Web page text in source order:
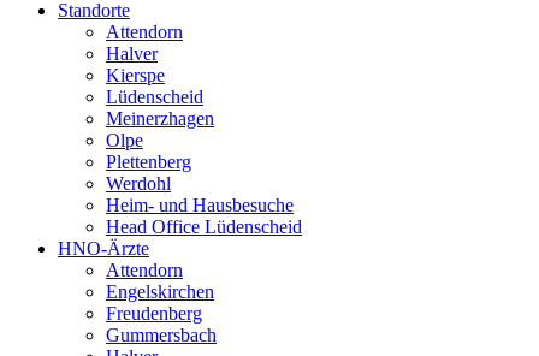
Standorte
Attendorn
Halver
Kierspe
Lüdenscheid
Meinerzhagen
Olpe
Plettenberg
Werdohl
Heim- und Hausbesuche
Head Office Lüdenscheid
HNO-Ärzte
Attendorn
Engelskirchen
Freudenberg
Gummersbach